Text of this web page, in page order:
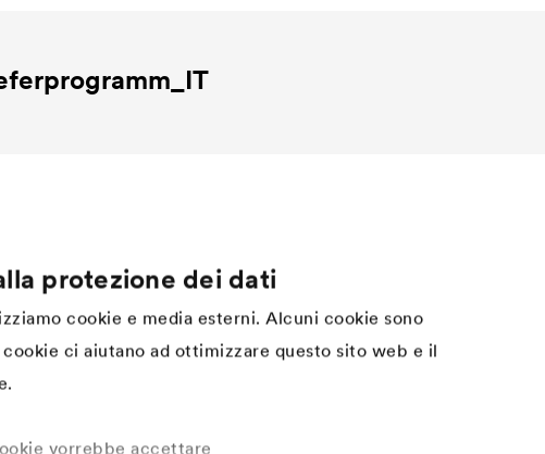
protezione dei dati
cookie e media esterni. Alcuni cookie sono
ci aiutano ad ottimizzare questo sito web e il
vorrebbe accettare
Cultura aziendale,
dal 1892 ad oggi |
coatings@doerken.de